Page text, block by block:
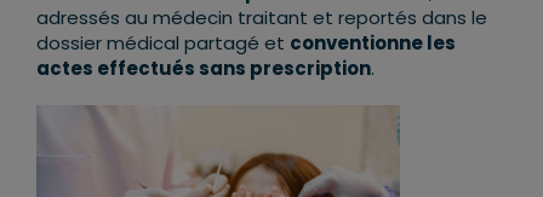
adressés au médecin traitant et reportés dans le
dossier médical partagé et conventionne les
actes effectués sans prescription.